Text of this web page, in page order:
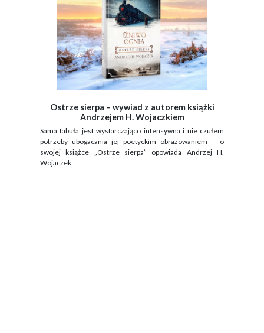
Ostrze sierpa – wywiad z autorem książki
Andrzejem H. Wojaczkiem
Sama fabuła jest wystarczająco intensywna i nie czułem
potrzeby ubogacania jej poetyckim obrazowaniem – o
swojej książce „Ostrze sierpa” opowiada Andrzej H.
Wojaczek.